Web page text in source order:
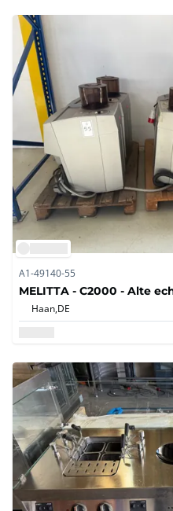
A1-49140-55
MELITTA - C2000 - Alte
Haan,DE